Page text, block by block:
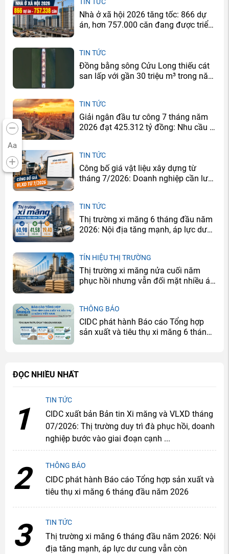
Aa
TIN TỨC
Nhà ở xã hội 2026 tăng tốc: 866 dự
án, hơn 757.000 căn đang được triển
TIN TỨC
Đồng bằng sông Cửu Long thiếu cát
san lấp với gần 30 triệu m³ trong năm
TIN TỨC
Giải ngân đầu tư công 7 tháng năm
2026 đạt 425.312 tỷ đồng: Nhu cầu xi
TIN TỨC
Công bố giá vật liệu xây dựng từ
tháng 7/2026: Doanh nghiệp cần lưu
TIN TỨC
Thị trường xi măng 6 tháng đầu năm
2026: Nội địa tăng mạnh, áp lực dư
TÍN HIỆU THỊ TRƯỜNG
Thị trường xi măng nửa cuối năm
phục hồi nhưng vẫn đối mặt nhiều áp
THÔNG BÁO
CIDC phát hành Báo cáo Tổng hợp
sản xuất và tiêu thụ xi măng 6 tháng
ĐỌC NHIỀU NHẤT
1
TIN TỨC
CIDC xuất bản Bản tin Xi măng và VLXD tháng
07/2026: Thị trường duy trì đà phục hồi, doanh
nghiệp bước vào giai đoạn cạnh ...
2 THÔNG BÁO
CIDC phát hành Báo cáo Tổng hợp sản xuất và
tiêu thụ xi măng 6 tháng đầu năm 2026
3 TIN TỨC
Thị trường xi măng 6 tháng đầu năm 2026: Nội
địa tăng mạnh, áp lực dư cung vẫn còn